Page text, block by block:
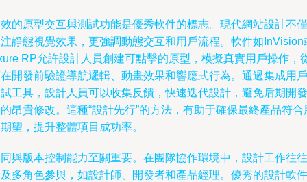
的原型交互與測試功能是優秀軟件的標志。現代網站設計不僅
靜態視覺效果，更強調動態交互和用戶流程。軟件如InVision
RP允許設計人員創建可點擊的原型，模擬真實用戶操作，
開發前驗證導航邏輯、動畫效果和響應式行為。通過集成用戶
工具，設計人員可以收集反饋，快速迭代設計，避免后期開發
昂貴修改。這種“設計先行”的方法，有助于確保最終產品符合
望，提升整體項目成功率。
與版本控制能力至關重要。在團隊協作環境中，設計工作往往
多角色參與，如設計師、開發者和產品經理。優秀的設計軟件